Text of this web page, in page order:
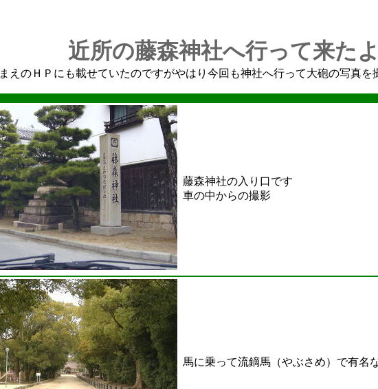
近所の藤森神社へ行って来た
まえのＨＰにも載せていたのですがやはり今回も神社へ行って大砲の写真を
藤森神社の入り口です
車の中からの撮影
馬に乗って流鏑馬（やぶさめ）で有名